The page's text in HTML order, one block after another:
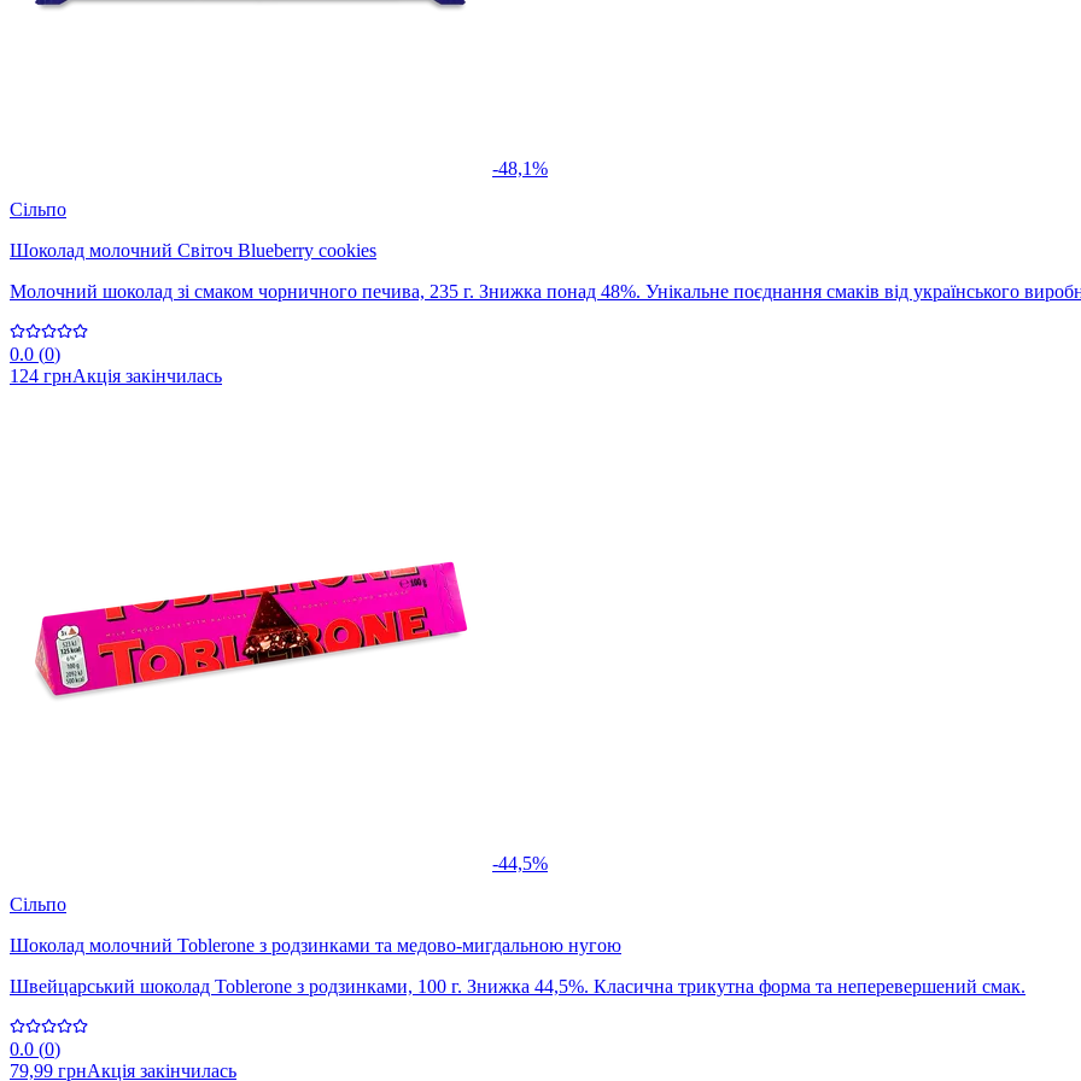
-48,1%
Сільпо
Шоколад молочний Світоч Blueberry cookies
Молочний шоколад зі смаком чорничного печива, 235 г. Знижка понад 48%. Унікальне поєднання смаків від українського
0.0 (0)
124 грнАкція закінчилась
-44,5%
Сільпо
Шоколад молочний Toblerone з родзинками та медово-мигдальною нугою
Швейцарський шоколад Toblerone з родзинками, 100 г. Знижка 44,5%. Класична трикутна форма та неперевершений смак.
0.0 (0)
79,99 грнАкція закінчилась